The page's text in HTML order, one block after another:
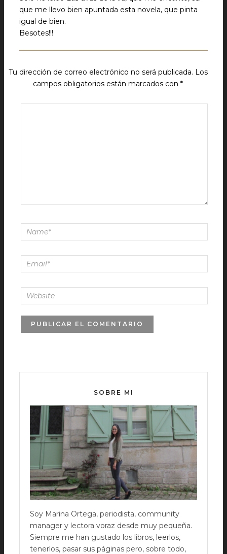
que me llevo bien apuntada esta novela, que pinta
igual de bien.
Besotes!!!
Tu dirección de correo electrónico no será publicada. Los
campos obligatorios están marcados con*
SOBRE MI
Soy Marina Ortega, periodista, community
manager y lectora voraz desde muy pequeña.
Siempre me han gustado los libros, leerlos,
tenerlos, pasar sus páginas pero, sobre todo,